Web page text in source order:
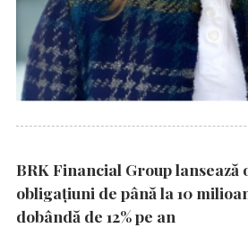
BRK Financial Group lansează
obligațiuni de până la 10
dobândă de 12% pe an